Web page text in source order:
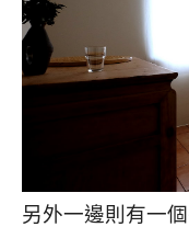
另外一邊則有一